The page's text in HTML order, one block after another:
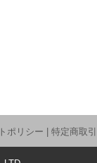
ポリシー 特定商取